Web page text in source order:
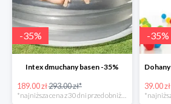
-35%
Intex dmuchany basen -35%
189.00 zł293.00 zł*
-35%
39.00 zł